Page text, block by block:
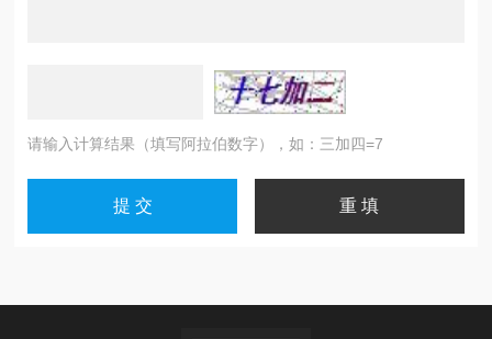
请输入计算结果（填写阿拉伯数字），如：三加四=7